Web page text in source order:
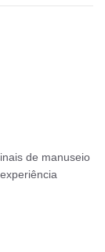
de manuseio